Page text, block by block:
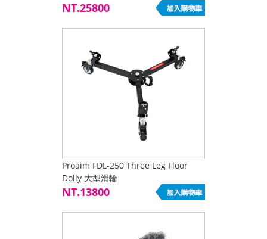
NT.25800
Proaim FDL-250 Three Leg Floor
Dolly 大型滑輪
NT.13800